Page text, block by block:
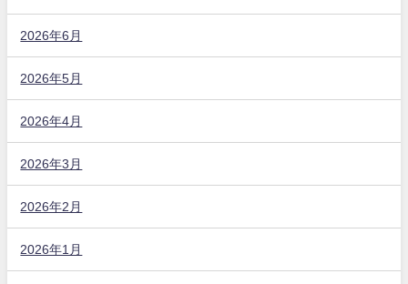
2026年6月
2026年5月
2026年4月
2026年3月
2026年2月
2026年1月